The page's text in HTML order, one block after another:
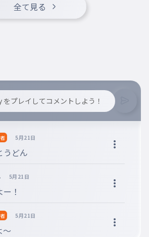
全て見る
をプレイしてコメントしよう！
インが必要です。
5月21日
うどん
5月21日
！
5月21日
〜